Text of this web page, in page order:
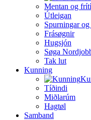
Mentan og
Útleigan
Spurningar
Frásøgnir
Hugsjón
Søga
Tak lut
Kunning
Tíðindi
Miðlarúm
Hagtøl
Samband